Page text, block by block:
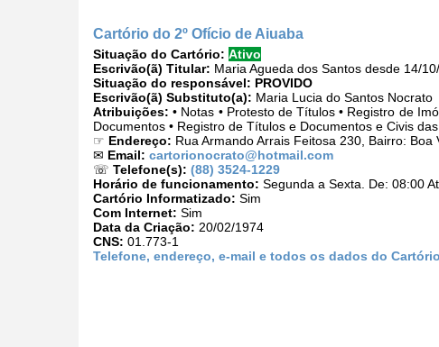
Cartório do 2º Ofício de Aiuaba
Situação do Cartório: Ativo
Escrivão(ã) Titular: Maria Agueda dos Santos desde 14/
Situação do responsável: PROVIDO
Escrivão(ã) Substituto(a): Maria Lucia do Santos Nocrato
Atribuições: • Notas • Protesto de Títulos • Registro de
Documentos • Registro de Títulos e Documentos e Civis
☞ Endereço: Rua Armando Arrais Feitosa 230, Bairro:
✉ Email: cartorionocrato@hotmail.com
☏ Telefone(s): (88) 3524-1229
Horário de funcionamento: Segunda a Sexta. De: 08:00
Cartório Informatizado: Sim
Com Internet: Sim
Data da Criação: 20/02/1974
CNS: 01.773-1
Telefone, endereço, e-mail e todos os dados do